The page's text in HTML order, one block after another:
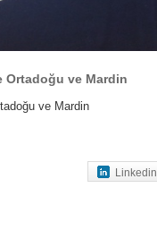
Ortadoğu ve Mardin
ve Mardin
Linkedin